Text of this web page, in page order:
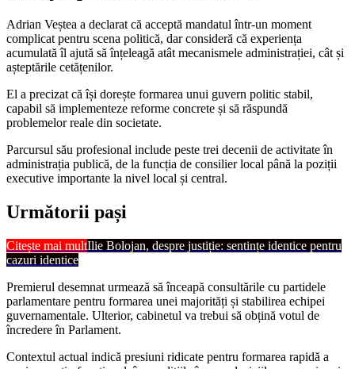
Adrian Veștea a declarat că acceptă mandatul într-un moment
complicat pentru scena politică, dar consideră că experiența
acumulată îl ajută să înțeleagă atât mecanismele administrației, cât și
așteptările cetățenilor.
El a precizat că își dorește formarea unui guvern politic stabil,
capabil să implementeze reforme concrete și să răspundă
problemelor reale din societate.
Parcursul său profesional include peste trei decenii de activitate în
administrația publică, de la funcția de consilier local până la poziții
executive importante la nivel local și central.
Următorii pași
Citește mai multIlie Bolojan, despre justiție: sentințe identice pentru
cazuri identice
Premierul desemnat urmează să înceapă consultările cu partidele
parlamentare pentru formarea unei majorități și stabilirea echipei
guvernamentale. Ulterior, cabinetul va trebui să obțină votul de
încredere în Parlament.
Contextul actual indică presiuni ridicate pentru formarea rapidă a